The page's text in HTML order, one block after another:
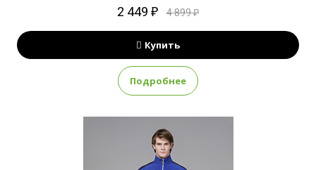
2 449 ₽ 4 899 ₽
Купить
Подробнее